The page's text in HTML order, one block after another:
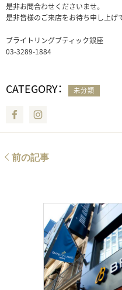
是非お問合わせくださいませ。
是非皆様のご来店をお待ち申し上げ
ブライトリングブティック銀座
03-3289-1884
CATEGORY： 未分類
Facebook
前の記事